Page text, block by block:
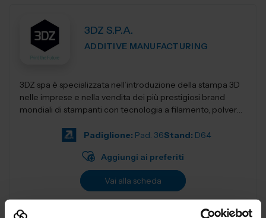
3DZ S.P.A.
ADDITIVE MANUFACTURING
3DZ spa è specializzata nell’introduzione della stampa 3D
nelle imprese e nella vendita dei più prestigiosi brand
mondiali di stampanti con tecnologia a filamento, polvere,
Padiglione: Pad. 36Stand: D64
Aggiungi ai preferiti
Vai alla scheda